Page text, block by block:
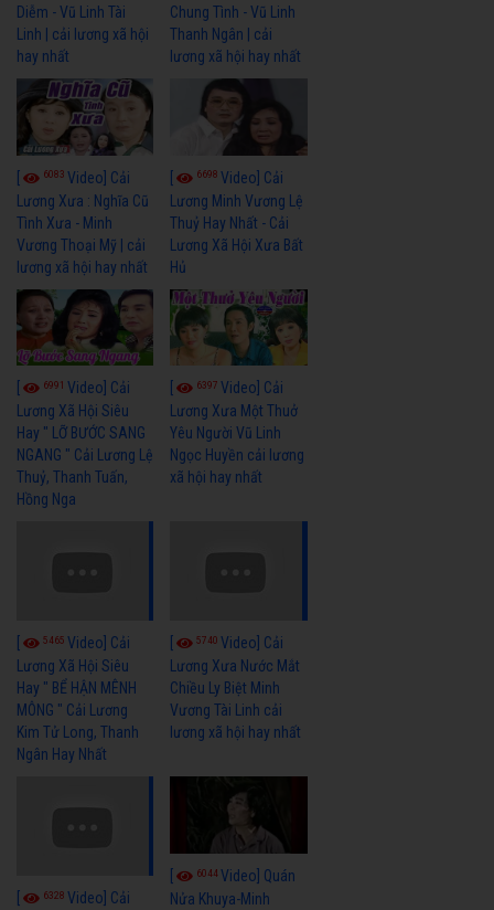
Diễm - Vũ Linh Tài
Linh | cải lương xã hội
hay nhất
Chung Tình - Vũ Linh
Thanh Ngân | cải
lương xã hội hay nhất
[ 6083 Video] Cải
Lương Xưa : Nghĩa Cũ
Tình Xưa - Minh
Vương Thoại Mỹ | cải
lương xã hội hay nhất
[ 6698Video] Cải
Lương Minh Vương Lệ
Thuỷ Hay Nhất - Cải
Lương Xã Hội Xưa Bất
Hủ
6991 Video] Cải
Lương Xã Hội Siêu
Hay " LỠ BƯỚC SANG
NGANG " Cải Lương Lệ
Thuỷ, Thanh Tuấn,
Hồng Nga
6397Video] Cải
Lương Xưa Một Thuở
Yêu Người Vũ Linh
Ngọc Huyền cải lương
xã hội hay nhất
5465 Video] Cải
Lương Xã Hội Siêu
Hay " BỂ HẬN MÊNH
MÔNG " Cải Lương
Kim Tử Long, Thanh
Ngân Hay Nhất
5740Video] Cải
Lương Xưa Nước Mắt
Chiều Ly Biệt Minh
Vương Tài Linh cải
lương xã hội hay nhất
6328 Video] Cải
6044Video] Quán
Nửa Khuya-Minh